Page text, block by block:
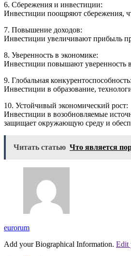
6. Сбережения и инвестиции:
Инвестиции поощряют сбережения,
7. Повышение доходов:
Инвестиции увеличивают прибыль
8. Уверенность в экономике:
Инвестиции повышают уверенность в
9. Глобальная конкурентоспособность:
Инвестиции в образование,
10. Устойчивый экономический рост:
Инвестиции в возобновляемые
защищает окружающую среду и
Читать статью Что является
eurorum
Add your Biographical Information. Edit